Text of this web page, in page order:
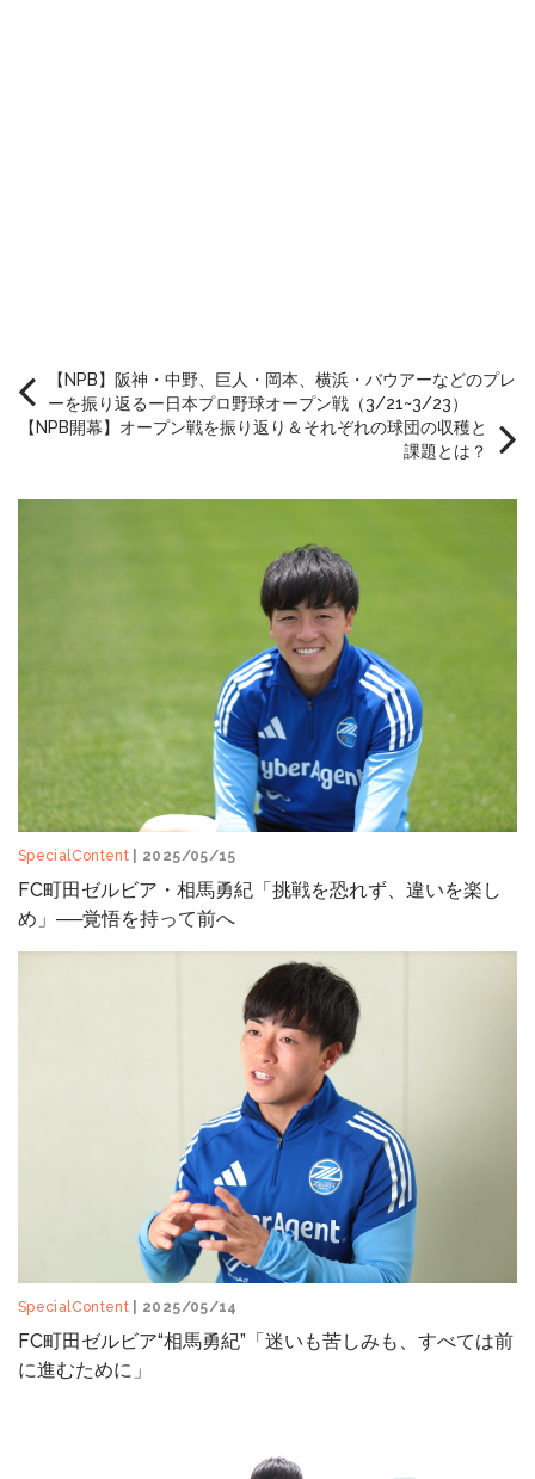
【NPB】阪神・中野、巨人・岡本、横浜・バウアーなどのプレ
ーを振り返るー日本プロ野球オープン戦（3/21~3/23）
【NPB開幕】オープン戦を振り返り＆それぞれの球団の収穫と
課題とは？
SpecialContent | 2025/05/15
FC町田ゼルビア・相馬勇紀「挑戦を恐れず、違いを楽し
め」──覚悟を持って前へ
SpecialContent | 2025/05/14
FC町田ゼルビア“相馬勇紀”「迷いも苦しみも、すべては前
に進むために」